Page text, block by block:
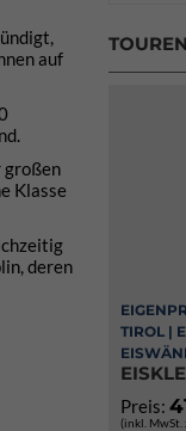
auf
großen
Klasse
deren
TIROL |
Preis:
(inkl. MwSt.